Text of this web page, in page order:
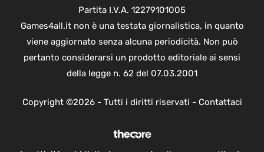
Partita I.V.A. 12279101005
Games4all.it non è una testata giornalistica, in quanto
viene aggiornato senza alcuna periodicità. Non può
pertanto considerarsi un prodotto editoriale ai sensi
della legge n. 62 del 07.03.2001
Copyright ©2026 - Tutti i diritti riservati - Contattaci